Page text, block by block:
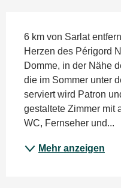
6 km von Sarlat
Herzen des Périgord
Domme, in der Nähe
die im Sommer unter
serviert wird Patron
gestaltete Zimmer mit
WC, Fernseher und...
Mehr anzeigen